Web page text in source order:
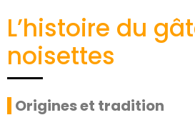
L’histoire du
noisettes
Origines et tradition